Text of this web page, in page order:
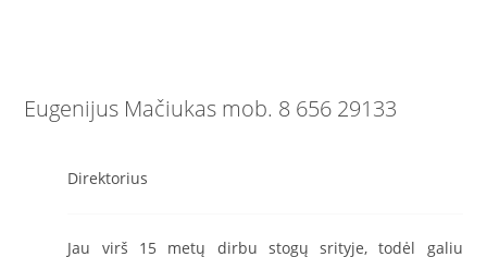
Eugenijus Mačiukas mob. 8 656 29133
Direktorius
Jau virš 15 metų dirbu stogų srityje, todėl galiu